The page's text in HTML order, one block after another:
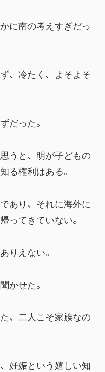
に南の考えすぎだっ
、冷たく、よそよそ
だった。
うと、明が子どもの
る権利はある。
あり、それに海外に
ってきていない。
りえない。
かせた。
、二人こそ家族なの
妊娠という嬉しい知